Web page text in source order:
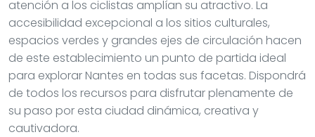
atención a los ciclistas amplían su atractivo. La
accesibilidad excepcional a los sitios culturales,
espacios verdes y grandes ejes de circulación hacen
de este establecimiento un punto de partida ideal
para explorar Nantes en todas sus facetas. Dispondrá
de todos los recursos para disfrutar plenamente de
su paso por esta ciudad dinámica, creativa y
cautivadora.